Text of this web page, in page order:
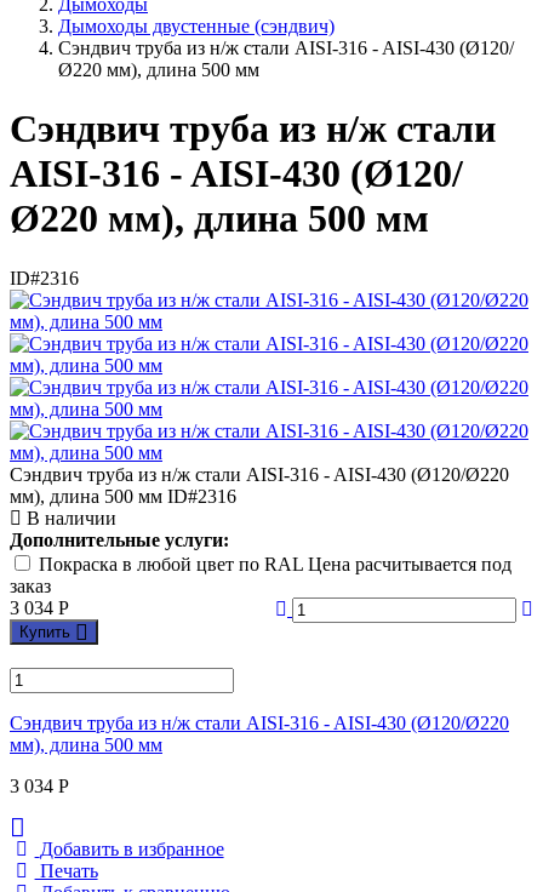
Дымоходы
Дымоходы двустенные (сэндвич)
Сэндвич труба из н/ж стали AISI-316 - AISI-430 (Ø120/
Ø220 мм), длина 500 мм
Сэндвич труба из н/ж стали
AISI-316 - AISI-430 (Ø120/
Ø220 мм), длина 500 мм
ID#2316
Сэндвич труба из н/ж стали AISI-316 - AISI-430 (Ø120/Ø220
мм), длина 500 мм ID#2316
В наличии
Дополнительные услуги:
Покраска в любой цвет по RAL Цена расчитывается под
заказ
3 034 Р
Купить
Сэндвич труба из н/ж стали AISI-316 - AISI-430 (Ø120/Ø220
мм), длина 500 мм
3 034 Р
Добавить в избранное
Печать